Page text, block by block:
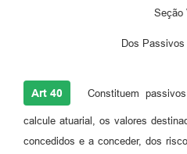
Seção
Dos Passivos
Art 40 Constituem
calcule atuarial, os valores
concedidos e a conceder, dos